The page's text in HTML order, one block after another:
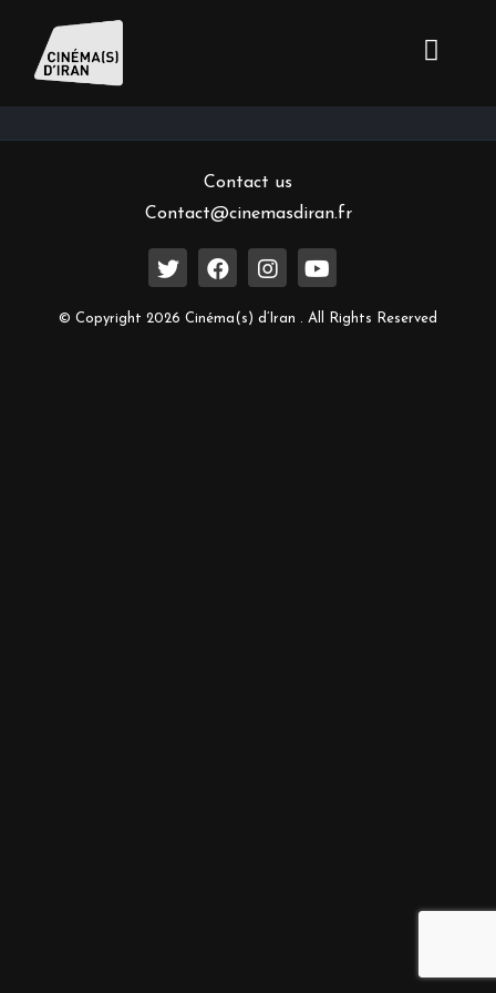
Inscrivez-vous à notre newsletter
Contact us
Contact@cinemasdiran.fr
© Copyright 2026 Cinéma(s) d’Iran . All Rights Reserved